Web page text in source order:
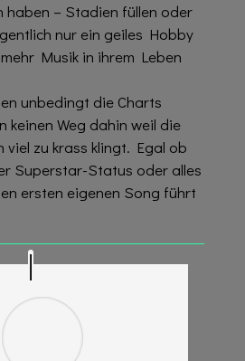
haben – Stadien füllen oder
nur ein geiles Hobby
Musik in ihrem Leben
unbedingt die Charts
keinen Weg dahin weil die
viel zu krass klingt. Egal ob
Superstar-Status oder alles
ersten eigenen Song führt